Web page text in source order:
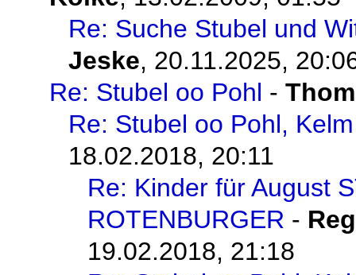
Re: Suche Stubel und
Jeske, 20.11.2025,
Re: Stubel oo Pohl -
Re: Stubel oo Pohl, Kelm
18.02.2018, 20:11
Re: Kinder für August
ROTENBURGER -
19.02.2018, 21:18